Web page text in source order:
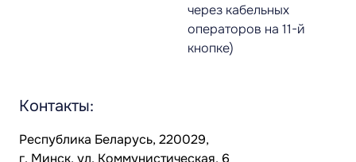
через кабельных
операторов на 11-й
кнопке)
Контакты:
Республика Беларусь, 220029,
г. Минск, ул. Коммунистическая, 6